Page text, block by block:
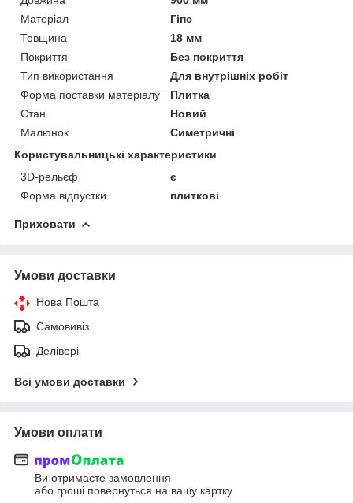
Матеріал
Гіпс
Товщина
18 мм
Покриття
Без покриття
Тип використання
Для внутрішніх робіт
Форма поставки матеріалу
Плитка
Стан
Новий
Малюнок
Симетричні
Користувальницькі характеристики
3D-рельєф
є
Форма відпустки
плиткові
Приховати
Умови доставки
Нова Пошта
Самовивіз
Делівері
Всі умови доставки
Умови оплати
Ви отримаєте замовлення
або гроші повернуться на вашу картку